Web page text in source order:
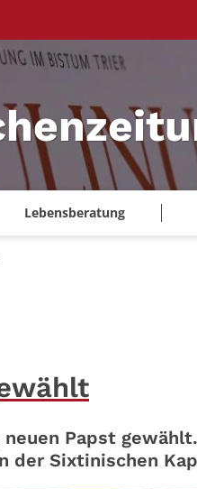
Lebensberatung
Papst
der Sixtinischen